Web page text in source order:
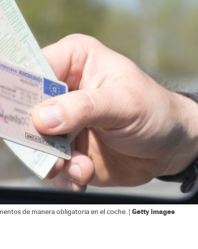
de manera obligatoria en el coche. | Getty images